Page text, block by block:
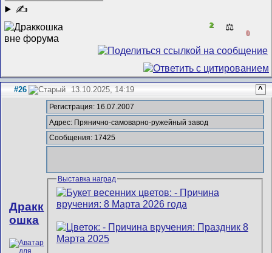
✍
2 ⚖️
0
#26 13.10.2025, 14:19 ^
Дракк
ошка
Регистрация: 16.07.2007
Адрес: Прянично-самоварно-ружейный завод
Сообщения: 17425
Выставка наград